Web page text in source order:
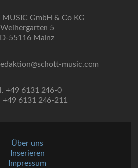
MUSIC GmbH & Co KG
Weihergarten 5
D-55116 Mainz
music.com
+49 6131 246-0
+49 6131 246-211
Über uns
Inserieren
Impressum